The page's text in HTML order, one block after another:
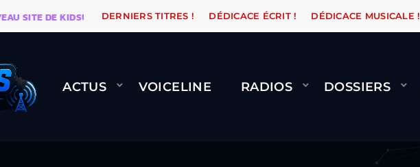
DE KIDSUNE WARÉTRO ORANGE ROAD QUI PASSE, ÇA LE FAIT !
DERNIERS TITRES ! DÉDICACE ÉCRIT ! DÉDICACE MUSICALE !
ACTUS VOICELINE RADIOS DOSSIERS